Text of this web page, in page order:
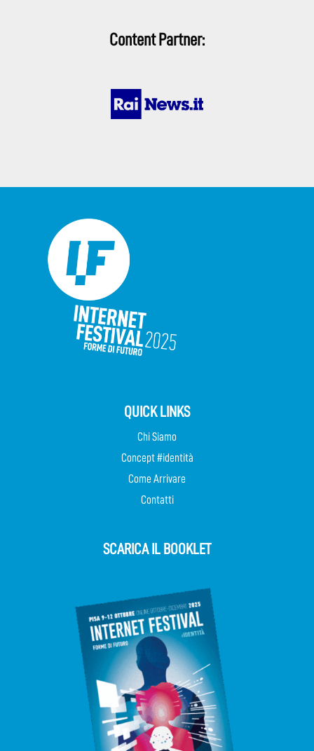
Content Partner:
QUICK LINKS
Chi Siamo
Concept #identità
Come Arrivare
Contatti
SCARICA IL BOOKLET